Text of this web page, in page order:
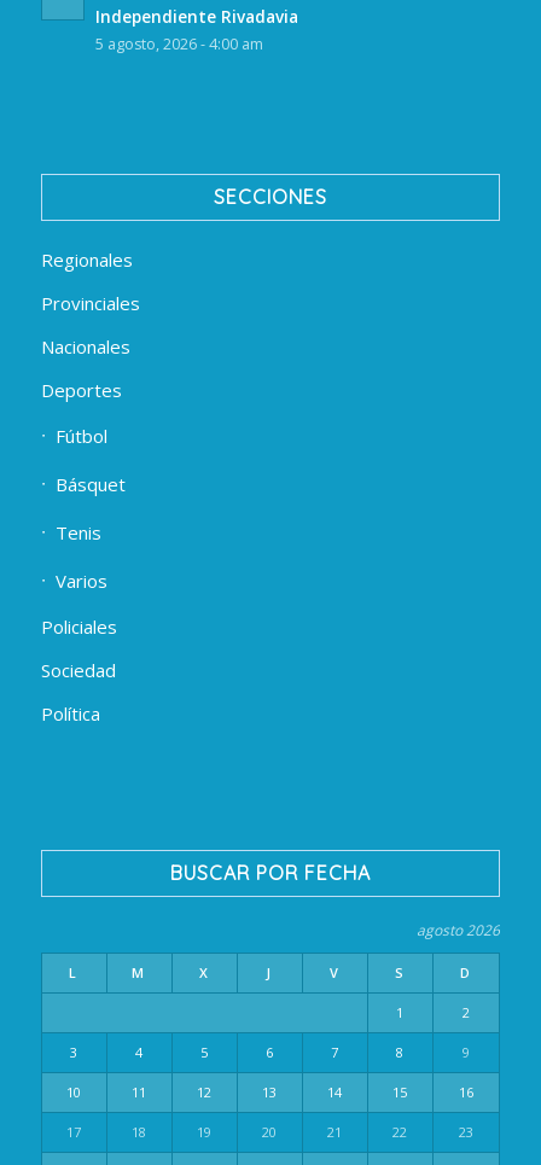
Independiente Rivadavia
5 agosto, 2026 - 4:00 am
SECCIONES
Regionales
Provinciales
Nacionales
Deportes
Fútbol
Básquet
Tenis
Varios
Policiales
Sociedad
Política
BUSCAR POR FECHA
agosto 2026
L M X J V S D
1 2
3 4 5 6 7 8 9
10 11 12 13 14 15 16
17 18 19 20 21 22 23